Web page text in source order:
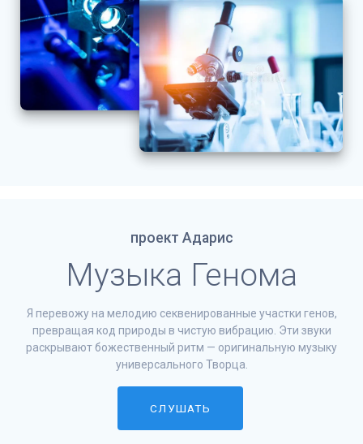
проект Адарис
Музыка Генома
Я перевожу на мелодию секвенированные участки генов,
превращая код природы в чистую вибрацию. Эти звуки
раскрывают божественный ритм — оригинальную музыку
универсального Творца.
СЛУШАТЬ